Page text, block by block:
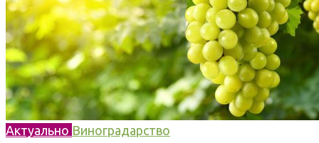
Актуально Виноградарство